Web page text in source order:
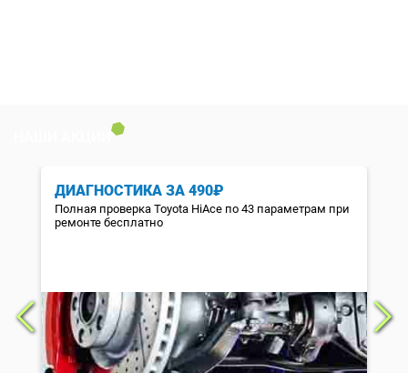
ДИАГНОСТИКА ЗА 490₽
Полная проверка Toyota HiAce по 43 параметрам при
ремонте бесплатно